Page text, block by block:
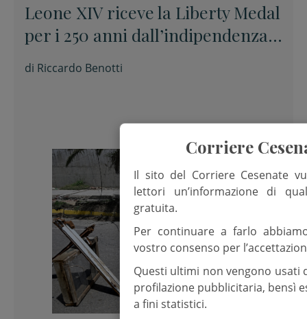
Leone XIV riceve la Liberty Medal
per i 250 anni dall’indipendenza
americana: “La dignità viene
di Riccardo Benotti
Corriere
Il sito del Corriere Cesenate
lettori un’informazione di
gratuita.
Per continuare a farlo
vostro consenso per
Questi ultimi non vengono usati
profilazione pubblicitaria, bensì
a fini statistici.